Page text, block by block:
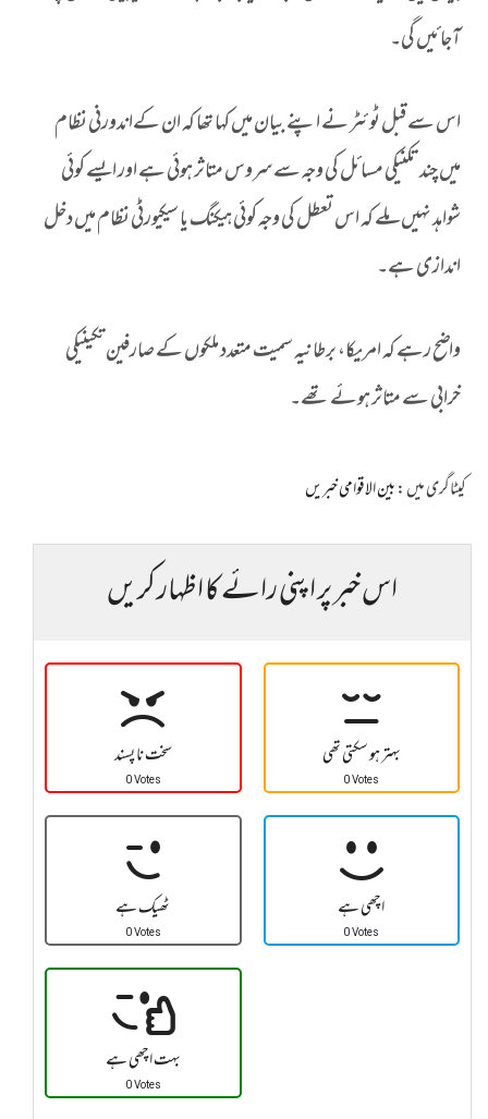
آجائیں گی۔
اس سے قبل ٹوئٹر نے اپنے بیان میں کہا تھا کہ ان کےاندورنی نظام
میں چند تکنیکی مسائل کی وجہ سےسروس متاثر ہوئی ہے اور ایسے کوئی
شواہد نہیں ملے کہ اس تعطل کی وجہ کوئی ہیکنگ یا سیکیورٹی نظام میں دخل
اندازی ہے۔
واضح رہے کہ امریکا، برطانیہ سمیت متعدد ملکوں کے صارفین تکینیکی
خرابی سے متاثر ہوئے تھے۔
کیٹاگری میں :بین الاقوامی خبریں
اس خبر پر اپنی رائے کا اظہار کریں
سخت نا پسند
0 Votes
بہتر ہو سکتی تھی
0 Votes
ٹھیک ہے
0 Votes
اچھی ہے
0 Votes
بہت اچھی ہے
0 Votes